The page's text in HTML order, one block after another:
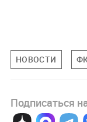
НОВОСТИ
Подписаться